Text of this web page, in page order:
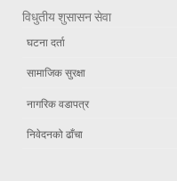
विधुतीय शुसासन सेवा
घटना दर्ता
सामाजिक सुरक्षा
नागरिक वडापत्र
निवेदनको ढाँचा